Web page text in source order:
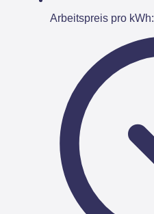
Arbeitspreis pro kWh: